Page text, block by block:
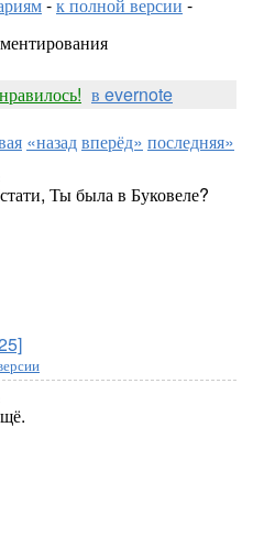
в evernote
«назадвперёд» последняя»
Ты была в Буковеле?